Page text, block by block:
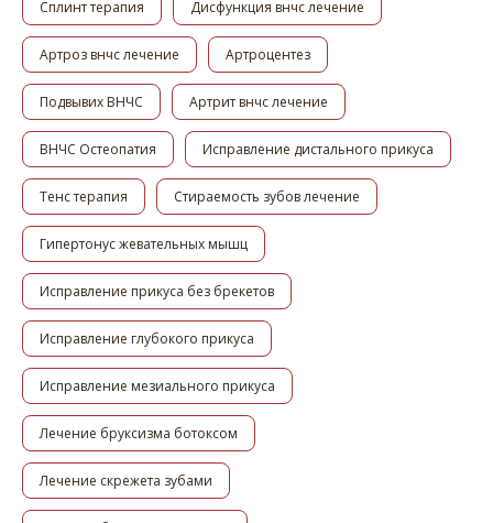
Сплинт терапия Дисфункция внчс лечение
Артроз внчс лечение Артроцентез
Подвывих ВНЧС Артрит внчс лечение
ВНЧС Остеопатия Исправление дистального прикуса
Тенс терапия Стираемость зубов лечение
Гипертонус жевательных мышц
Исправление прикуса без брекетов
Исправление глубокого прикуса
Исправление мезиального прикуса
Лечение бруксизма ботоксом
Лечение скрежета зубами